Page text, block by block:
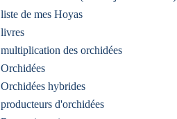
liste de mes Hoyas
livres
multiplication des orchidées
Orchidées
Orchidées hybrides
producteurs d'orchidées